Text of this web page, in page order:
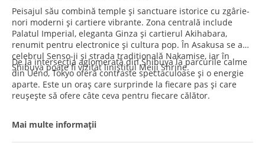
Peisajul său combină temple și sanctuare istorice cu zgârie-
nori moderni și cartiere vibrante. Zona centrală include
Palatul Imperial, eleganta Ginza și cartierul Akihabara,
renumit pentru electronice și cultura pop. În Asakusa se află
celebrul Senso-ji și strada tradițională Nakamise, iar în
Shibuya poate fi vizitat liniștitul Meiji Shrine.
De la intersecția aglomerată din Shibuya la parcurile calme
din Ueno, Tokyo oferă contraste spectaculoase și o energie
aparte. Este un oraș care surprinde la fiecare pas și care
reușește să ofere câte ceva pentru fiecare călător.
Mai multe informații